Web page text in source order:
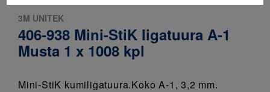
3M UNITEK
406-938 Mini-StiK ligatuura A-1
Musta 1 x 1008 kpl
Mini-StiK kumiligatuura.Koko A-1, 3,2 mm.